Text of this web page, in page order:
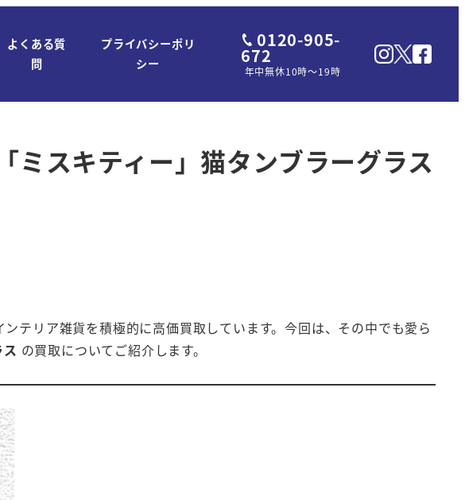
よくある質
問
プライバシーポリ
シー
0120-905-
672
年中無休10時～19時
スキティー」猫タンブラーグラス
ンテリア雑貨を積極的に高価買取しています。今回は、その中でも愛ら
の買取についてご紹介します。